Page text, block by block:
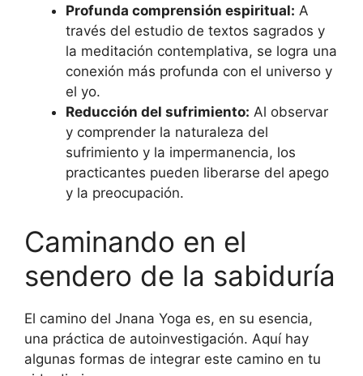
Profunda comprensión espiritual: A
través del estudio de textos sagrados y
la meditación contemplativa, se logra una
conexión más profunda con el universo y
el yo.
Reducción del sufrimiento: Al observar
y comprender la naturaleza del
sufrimiento y la impermanencia, los
practicantes pueden liberarse del apego
y la preocupación.
Caminando en el
sendero de la sabiduría
El camino del Jnana Yoga es, en su esencia,
una práctica de autoinvestigación. Aquí hay
algunas formas de integrar este camino en tu